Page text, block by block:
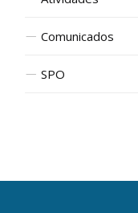
Comunicados
SPO